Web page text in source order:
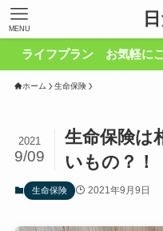
MENU
プラン お気軽にご相談く
ホーム 生命保険
生命保険は
いもの？！
2021
9/09
生命保険 2021年9月9日